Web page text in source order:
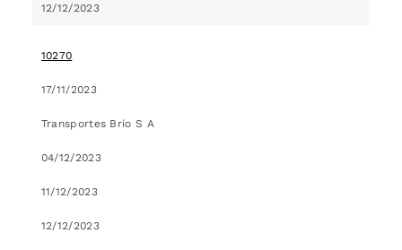
12/12/2023
10270
17/11/2023
Transportes Brio S A
04/12/2023
11/12/2023
12/12/2023